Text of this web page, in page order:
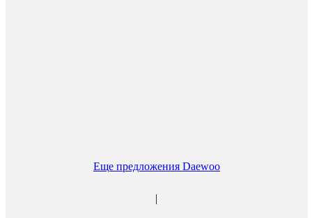
Еще предложения Daewoo
|